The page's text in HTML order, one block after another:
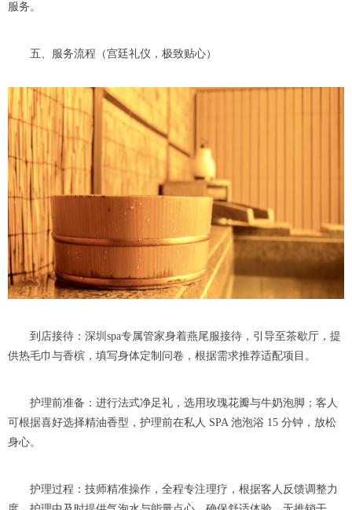
服务。
五、服务流程（宫廷礼仪，极致贴心）
到店接待：深圳spa专属管家身着燕尾服接待，引导至茶歇厅，提
供热毛巾与香槟，填写身体定制问卷，根据需求推荐适配项目。
护理前准备：进行法式净足礼，选用玫瑰花瓣与牛奶泡脚；客人
可根据喜好选择精油香型，护理前在私人 SPA 池泡浴 15 分钟，放松
身心。
护理过程：技师精准操作，全程专注理疗，根据客人反馈调整力